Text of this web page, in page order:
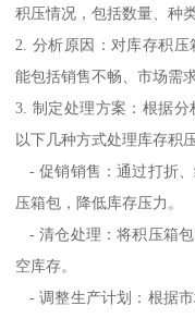
积压情况，包括数量、种
2. 分析原因：对库存积
能包括销售不畅、市场需
3. 制定处理方案：根据
以下几种方式处理库存积
- 促销销售：通过打折
压箱包，降低库存压力。
- 清仓处理：将积压箱
空库存。
- 调整生产计划：根据